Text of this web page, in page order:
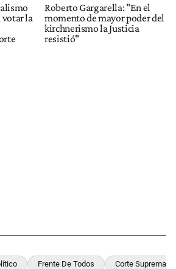
votar la
Roberto Gargarella: "En el
momento de mayor poder del
kirchnerismo la Justicia
resistió"
Frente De Todos Corte Suprema